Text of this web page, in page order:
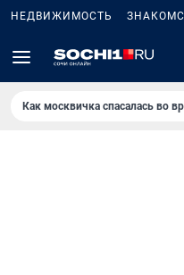
НЕДВИЖИМОСТЬ
Как москвичка спасалась во